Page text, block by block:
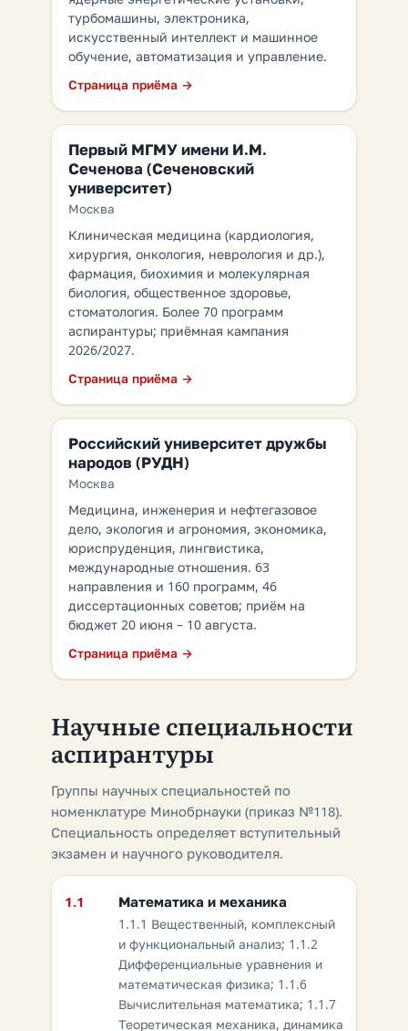
турбомашины, электроника,
искусственный интеллект и машинное
обучение, автоматизация и управление.
Страница приёма →
Первый МГМУ имени И.М.
Сеченова (Сеченовский
университет)
Москва
Клиническая медицина (кардиология,
хирургия, онкология, неврология и др.),
фармация, биохимия и молекулярная
биология, общественное здоровье,
стоматология. Более 70 программ
аспирантуры; приёмная кампания
2026/2027.
Страница приёма →
Российский университет дружбы
народов (РУДН)
Москва
Медицина, инженерия и нефтегазовое
дело, экология и агрономия, экономика,
юриспруденция, лингвистика,
международные отношения. 63
направления и 160 программ, 46
диссертационных советов; приём на
бюджет 20 июня – 10 августа.
Страница приёма →
Научные специальности
аспирантуры
Группы научных специальностей по
номенклатуре Минобрнауки (приказ №118).
Специальность определяет вступительный
экзамен и научного руководителя.
1.1 Математика и механика
1.1.1 Вещественный, комплексный
и функциональный анализ; 1.1.2
Дифференциальные уравнения и
математическая физика; 1.1.6
Вычислительная математика; 1.1.7
Теоретическая механика, динамика